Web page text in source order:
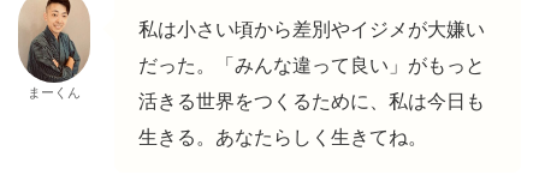
まーくん
私は小さい頃から差別やイジメが大嫌い
だった。「みんな違って良い」がもっと
活きる世界をつくるために、私は今日も
生きる。あなたらしく生きてね。